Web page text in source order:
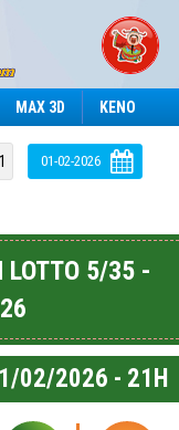
MAX 3D KENO
LOTTO 5/35 -
02/2026 - 21H